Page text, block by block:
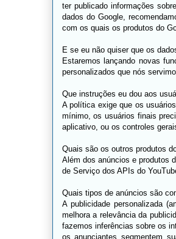
ter publicado informações
dados do Google,
com os quais os produtos do
E se eu não quiser que os
Estaremos lançando novas
personalizados que nós
Que instruções eu dou aos
A política exige que os
mínimo, os usuários finais
aplicativo, ou os controles
Quais são os outros produtos
Além dos anúncios e produtos
de Serviço dos APIs do
Quais tipos de anúncios são
A publicidade personalizada
melhora a relevância da
fazemos inferências sobre os
os anunciantes segmentem